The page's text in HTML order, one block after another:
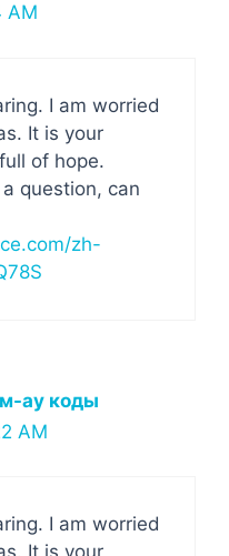
AM
I am worried
It is your
of hope.
question, can
zh-
ау коды
AM
I am worried
It is your